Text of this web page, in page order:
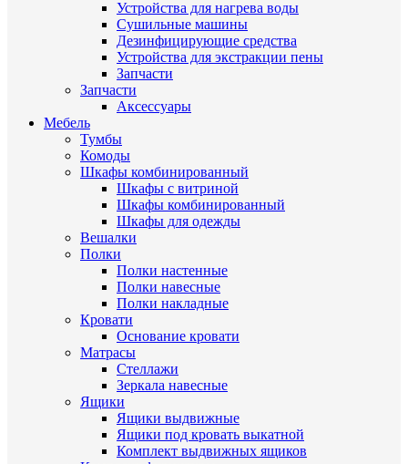
Устройства для нагрева воды
Сушильные машины
Дезинфицирующие средства
Устройства для экстракции пены
Запчасти
Запчасти
Аксессуары
Мебель
Тумбы
Комоды
Шкафы комбинированный
Шкафы с витриной
Шкафы комбинированный
Шкафы для одежды
Вешалки
Полки
Полки настенные
Полки навесные
Полки накладные
Кровати
Основание кровати
Матрасы
Стеллажи
Зеркала навесные
Ящики
Ящики выдвижные
Ящики под кровать выкатной
Комплект выдвижных ящиков